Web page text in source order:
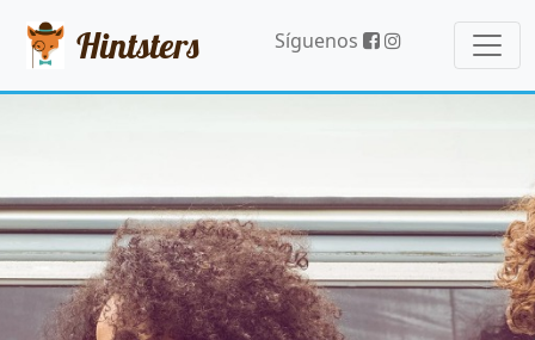
Hintsters Síguenos